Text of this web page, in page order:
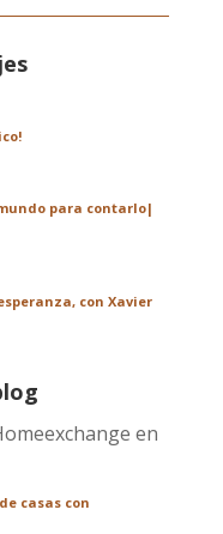
para contarlo|
con Xavier
casas con